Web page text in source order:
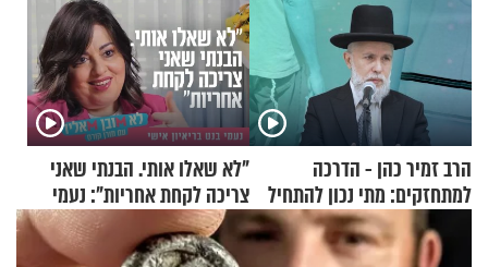
הרב זמיר כהן - הדרכה
למתחזקים: מתי נכון להתחיל
עם לבישת הציצית?
"לא שאלו אותי. הבנתי שאני
צריכה לקחת אחריות": נעמי
בנט בריאיון אישי